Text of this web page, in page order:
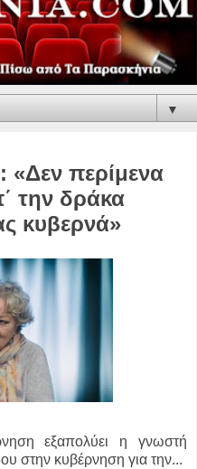
▼
«Δεν περίμενα
την δράκα
κυβερνά»
εξαπολύει η γνωστή
στην κυβέρνηση για την...